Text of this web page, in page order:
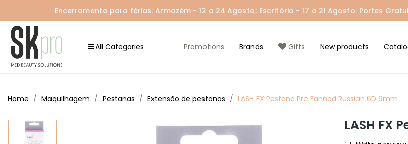
Encerramento para férias: Armazém - 12 a 24 Agosto; Escritório - 17 a 21 Agosto. Portes
All Categories Promotions Brands Gifts New products
Home Maquilhagem Pestanas Extensão de pestanas LASH FX Pestana Pre Fanned Russian 6D 9mm
LASH FX